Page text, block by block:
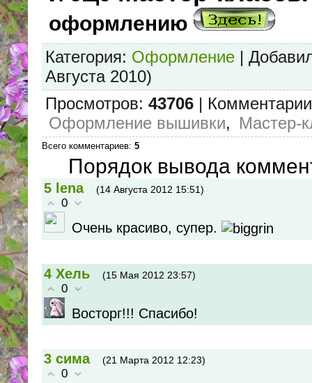
оформлению
Категория: Оформление |
Августа 2010)
Просмотров: 43706 | Комментарии
Оформление вышивки, Мастер-
Всего комментариев: 5
Порядок вывода
5 lena (14 Августа 2012 15:51)
0
Очень красиво, супер.
4 Хель (15 Мая 2012 23:57)
0
Восторг!!! Спасибо!
3 сима (21 Марта 2012 12:23)
0